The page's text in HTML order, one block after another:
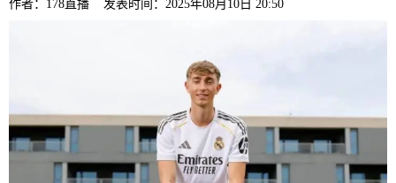
作者：178直播 发表时间：2025年08月10日 20:50